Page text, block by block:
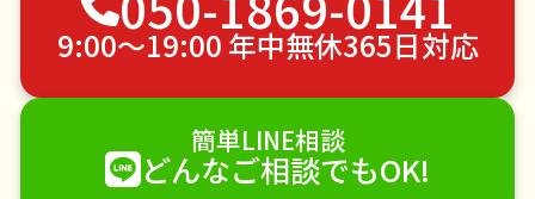
植木の剪定
植木の伐採
手すり取り付け
ペットのお世話
エアコンクリーニング
DIY・日曜大工
ハウスクリーニング
雪かき・雪下ろし
電球交換
襖（ふすま）の張替え
空き家管理
各種代行
9:00〜19:00 年中無休365日対応
簡単LINE相談
どんなご相談でもOK!